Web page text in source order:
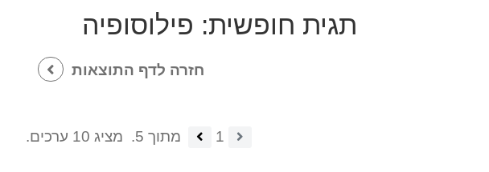
תגית חופשית: פילוסופיה
חזרה לדף התוצאות
1 מתוך 5.
מציג 10 ערכים.